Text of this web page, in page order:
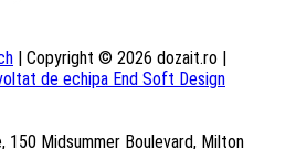
| Copyright © 2026 dozait.ro |
de echipa End Soft Design
150 Midsummer Boulevard, Milton